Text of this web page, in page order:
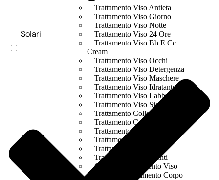
Trattamento Viso Antieta
Trattamento Viso Giorno
Trattamento Viso Notte
Trattamento Viso 24 Ore
Trattamento Viso Bb E Cc
Cream
Trattamento Viso Occhi
Trattamento Viso Detergenza
Trattamento Viso Maschere
Trattamento Viso Idratante
Trattamento Viso Labbra
Trattamento Viso Sieri
Trattamento Collo e Decolleté
Trattamento Corpo
Trattamento Anticellulite
Trattamento Mani e Piedi
Trattamento Unghie
Trattamento Deodoranti
Cofanetti Trattamento Viso
Cofanetti Trattamento Corpo
Solari